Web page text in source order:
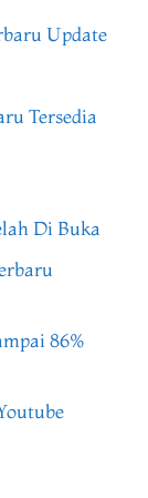
Update
Tersedia
Di Buka
86%